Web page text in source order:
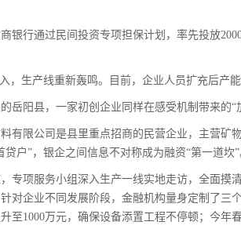
行通过民间投资专项担保计划，率先投放
生产线重新轰鸣。目前，企业人员扩充后产
阳县，一家初创企业同样在感受机制带来的“
限公司是县里重点招商的民营企业，主营矿
贷户”，银企之间信息不对称成为融资“第一道坎
项服务小组深入生产一线实地走访，全面摸
对企业不同发展阶段，金融机构量身定制了三
至1000万元，确保设备添置工程不停顿；今